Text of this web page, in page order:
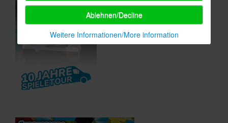
Ablehnen/Decline
Weitere Informationen/More information